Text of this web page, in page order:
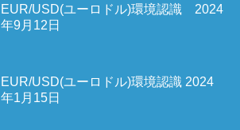
EUR/USD(ユーロドル)環境認識 2024
年9月12日
EUR/USD(ユーロドル)環境認識 2024
年1月15日